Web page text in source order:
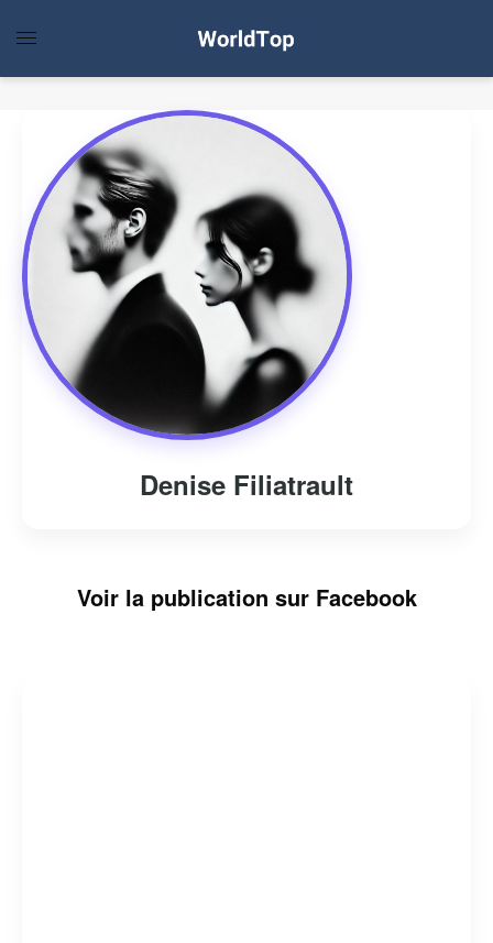
Denise Filiatrault
Voir la publication sur Facebook